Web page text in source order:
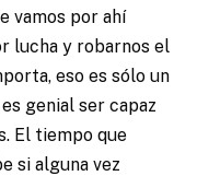
vamos por ahí
lucha y robarnos el
eso es sólo un
genial ser capaz
El tiempo que
si alguna vez